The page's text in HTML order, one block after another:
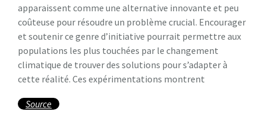
apparaissent comme une alternative innovante et peu
coûteuse pour résoudre un problème crucial. Encourager
et soutenir ce genre d’initiative pourrait permettre aux
populations les plus touchées par le changement
climatique de trouver des solutions pour s’adapter à
cette réalité. Ces expérimentations montrent
Source